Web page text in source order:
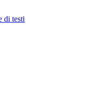
di testi